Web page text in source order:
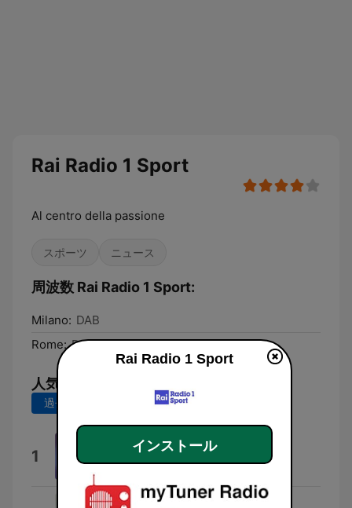
Rai Radio 1 Sport
Al centro della passione
スポーツ ニュース
周波数 Rai Radio 1 Sport:
Milano: DAB
Rome: DAB
人気の曲
過去7日間 過去30日間
1 Rock Power
Pierfrancesco Bellisario
Rai Radio 1 Sport
インストール